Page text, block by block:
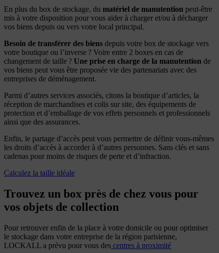
En plus du box de stockage, du matériel de manutention peut-être
mis à votre disposition pour vous aider à charger et/ou à décharger
vos biens depuis ou vers votre local principal.
Besoin de transférer des biens depuis votre box de stockage vers
votre boutique ou l’inverse ? Voire entre 2 boxes en cas de
changement de taille ? Une prise en charge de la manutention de
vos biens peut vous être proposée vie des partenariats avec des
entreprises de déménagement.
Parmi d’autres services associés, citons la boutique d’articles, la
réception de marchandises et colis sur site, des équipements de
protection et d’emballage de vos effets personnels et professionnels
ainsi que des assurances.
Enfin, le partage d’accès peut vous permettre de définir vous-mêmes
les droits d’accès à accorder à d’autres personnes. Sans clés et sans
cadenas pour moins de risques de perte et d’infraction.
Calculez la taille idéale
Trouvez un box près de chez vous pour
vos objets de collection
Pour retrouver enfin de la place à votre domicile ou pour optimiser
le stockage dans votre entreprise de la région parisienne,
LOCKALL a prévu pour vous des centres à proximité